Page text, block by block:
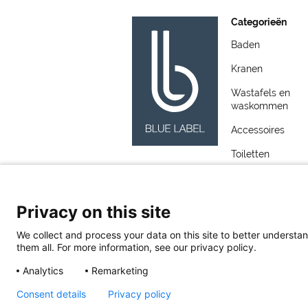
Categorieën
Baden
Kranen
Wastafels en
waskommen
Accessoires
Toiletten
Blue Label
Privacy on this site
We collect and process your data on this site to better
them all. For more information, see our privacy policy.
Analytics
Remarketing
Consent details Privacy policy